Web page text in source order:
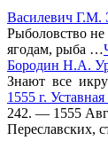
Василевич Г.М.
Рыболовство не
ягодам, рыба …
Бородин Н.А.
Знают все икру
1555 г.
242. — 1555
Переславских,